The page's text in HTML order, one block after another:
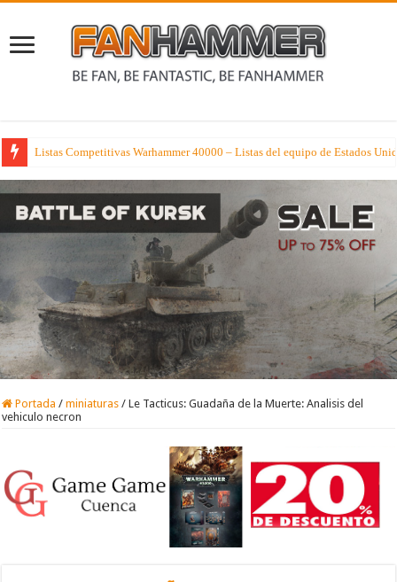
La semana que viene los tipejos con más hambre de Age of Sigmar reciben
Portada / miniaturas / Le Tacticus: Guadaña de la Muerte: Analisis del
vehiculo necron